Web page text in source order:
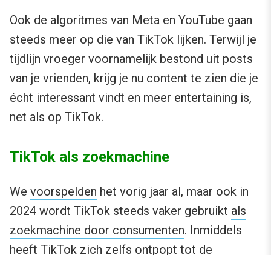
Ook de algoritmes van Meta en YouTube gaan
steeds meer op die van TikTok lijken. Terwijl je
tijdlijn vroeger voornamelijk bestond uit posts
van je vrienden, krijg je nu content te zien die je
écht interessant vindt en meer entertaining is,
net als op TikTok.
TikTok als zoekmachine
We voorspelden het vorig jaar al, maar ook in
2024 wordt TikTok steeds vaker gebruikt als
zoekmachine door consumenten. Inmiddels
heeft TikTok zich zelfs ontpopt tot de